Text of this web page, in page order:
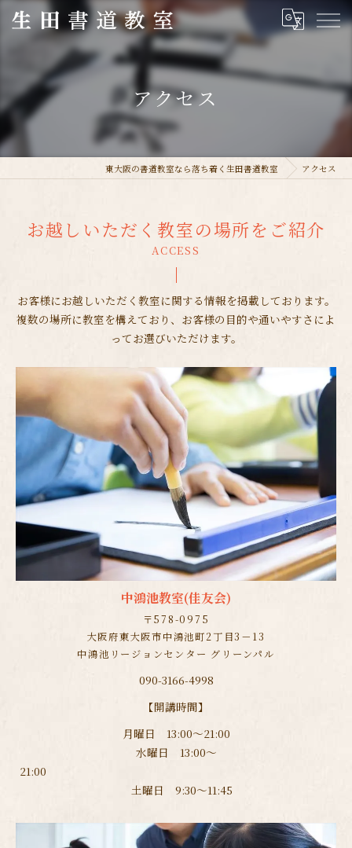
アクセス
東大阪の書道教室なら落ち着く生田書道教室 アクセス
お越しいただく教室の場所をご紹介
ACCESS
お客様にお越しいただく教室に関する情報を掲載しております。
複数の場所に教室を構えており、お客様の目的や通いやすさによ
ってお選びいただけます。
中鴻池教室(佳友会)
〒578-0975
大阪府東大阪市中鴻池町2丁目3－13
中鴻池リージョンセンター グリーンパル
090-3166-4998
【開講時間】
月曜日 13:00～21:00
水曜日 13:00～
21:00
土曜日 9:30～11:45